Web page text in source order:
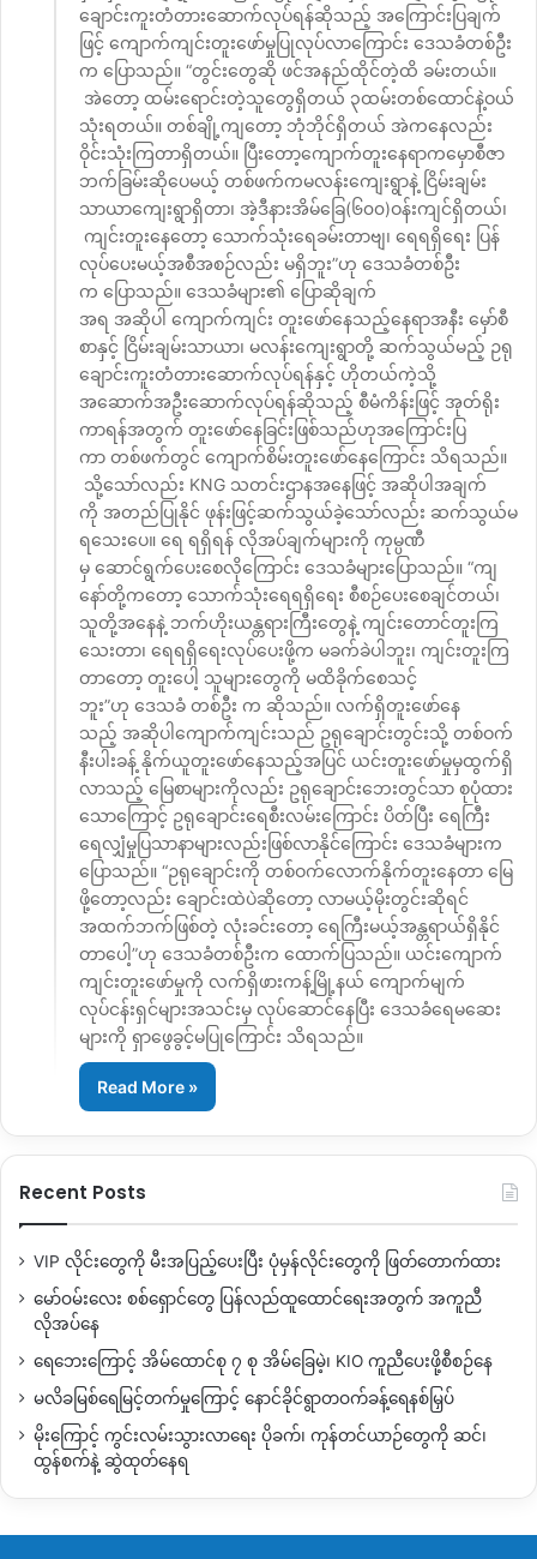
ချောင်းကူးတံတားဆောက်လုပ်ရန်ဆိုသည့် အကြောင်းပြချက်
ဖြင့် ကျောက်ကျင်းတူးဖော်မှုပြုလုပ်လာကြောင်း ဒေသခံတစ်ဦး
က ပြောသည်။ “တွင်းတွေဆို ဖင်အနည်ထိုင်တဲ့ထိ ခမ်းတယ်။
အဲတော့ ထမ်းရောင်းတဲ့သူတွေရှိတယ် ၃ထမ်းတစ်ထောင်နဲ့ဝယ်
သုံးရတယ်။ တစ်ချို့ကျတော့ ဘုံဘိုင်ရှိတယ် အဲကနေလည်း
ဝိုင်းသုံးကြတာရှိတယ်။ ပြီးတော့ကျောက်တူးနေရာကမှောစီဇာ
ဘက်ခြမ်းဆိုပေမယ့် တစ်ဖက်ကမလန်းကျေးရွာနဲ့ ငြိမ်းချမ်း
သာယာကျေးရွာရှိတာ၊ အဲ့ဒီနားအိမ်ခြေ(၆၀၀)ဝန်းကျင်ရှိတယ်၊
ကျင်းတူးနေတော့ သောက်သုံးရေခမ်းတာဗျ၊ ရေရရှိရေး ပြန်
လုပ်ပေးမယ့်အစီအစဉ်လည်း မရှိဘူး”ဟု ဒေသခံတစ်ဦး
က ပြောသည်။ ဒေသခံများ၏ ပြောဆိုချက်
အရ အဆိုပါ ကျောက်ကျင်း တူးဖော်နေသည့်နေရာအနီး မှော်စီ
စာနှင့် ငြိမ်းချမ်းသာယာ၊ မလန်းကျေးရွာတို့ ဆက်သွယ်မည့် ဉရု
ချောင်းကူးတံတားဆောက်လုပ်ရန်နှင့် ဟိုတယ်ကဲ့သို့
အဆောက်အဦးဆောက်လုပ်ရန်ဆိုသည့် စီမံကိန်းဖြင့် အုတ်ရိုး
ကာရန်အတွက် တူးဖော်နေခြင်းဖြစ်သည်ဟုအကြောင်းပြ
ကာ တစ်ဖက်တွင် ကျောက်စိမ်းတူးဖော်နေကြောင်း သိရသည်။
သို့သော်လည်း KNG သတင်းဌာနအနေဖြင့် အဆိုပါအချက်
ကို အတည်ပြုနိုင် ဖုန်းဖြင့်ဆက်သွယ်ခဲ့သော်လည်း ဆက်သွယ်မ
ရသေးပေ။ ရေ ရရှိရန် လိုအပ်ချက်များကို ကုမ္ပဏီ
မှ ဆောင်ရွက်ပေးစေလိုကြောင်း ဒေသခံများပြောသည်။ “ကျ
နော်တို့ကတော့ သောက်သုံးရေရရှိရေး စီစဉ်ပေးစေချင်တယ်၊
သူတို့အနေနဲ့ ဘက်ဟိုးယန္တရားကြီးတွေနဲ့ ကျင်းတောင်တူးကြ
သေးတာ၊ ရေရရှိရေးလုပ်ပေးဖို့က မခက်ခဲပါဘူး၊ ကျင်းတူးကြ
တာတော့ တူးပေါ့ သူများတွေကို မထိခိုက်စေသင့်
ဘူး”ဟု ဒေသခံ တစ်ဦး က ဆိုသည်။ လက်ရှိတူးဖော်နေ
သည့် အဆိုပါကျောက်ကျင်းသည် ဥရုချောင်းတွင်းသို့ တစ်ဝက်
နီးပါးခန့် နိုက်ယူတူးဖော်နေသည့်အပြင် ယင်းတူးဖော်မှုမှထွက်ရှိ
လာသည့် မြေစာများကိုလည်း ဥရုချောင်းဘေးတွင်သာ စုပုံထား
သောကြောင့် ဥရုချောင်းရေစီးလမ်းကြောင်း ပိတ်ပြီး ရေကြီး
ရေလျှံမှုပြသာနာများလည်းဖြစ်လာနိုင်ကြောင်း ဒေသခံများက
ပြောသည်။ “ဉရုချောင်းကို တစ်ဝက်လောက်နိုက်တူးနေတာ မြေ
ဖို့တော့လည်း ချောင်းထဲပဲဆိုတော့ လာမယ့်မိုးတွင်းဆိုရင်
အထက်ဘက်ဖြစ်တဲ့ လုံးခင်းတော့ ရေကြီးမယ့်အန္တရာယ်ရှိနိုင်
တာပေါ့”ဟု ဒေသခံတစ်ဦးက ထောက်ပြသည်။ ယင်းကျောက်
ကျင်းတူးဖော်မှုကို လက်ရှိဖားကန့်မြို့နယ် ကျောက်မျက်
လုပ်ငန်းရှင်များအသင်းမှ လုပ်ဆောင်နေပြီး ဒေသခံရေမဆေး
များကို ရှာဖွေခွင့်မပြုကြောင်း သိရသည်။
Read More »
Recent Posts
VIP လိုင်းတွေကို မီးအပြည့်ပေးပြီး ပုံမှန်လိုင်းတွေကို ဖြတ်တောက်ထား
မော်ဝမ်းလေး စစ်ရှောင်တွေ ပြန်လည်ထူထောင်ရေးအတွက် အကူညီ
လိုအပ်နေ
ရေဘေးကြောင့် အိမ်ထောင်စု ၇ စု အိမ်ခြေမဲ့၊ KIO ကူညီပေးဖို့စီစဉ်နေ
မလိခမြစ်ရေမြင့်တက်မှုကြောင့် နောင်ခိုင်ရွာတဝက်ခန့်ရေနစ်မြှပ်
မိုးကြောင့် ကွင်းလမ်းသွားလာရေး ပိုခက်၊ ကုန်တင်ယာဉ်တွေကို ဆင်၊
ထွန်စက်နဲ့ ဆွဲထုတ်နေရ